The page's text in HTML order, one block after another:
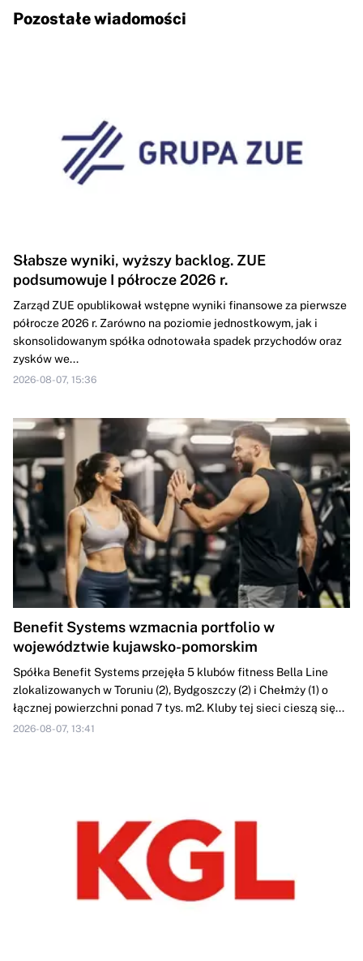
Pozostałe wiadomości
Słabsze wyniki, wyższy backlog. ZUE
podsumowuje I półrocze 2026 r.
Zarząd ZUE opublikował wstępne wyniki finansowe za pierwsze
półrocze 2026 r. Zarówno na poziomie jednostkowym, jak i
skonsolidowanym spółka odnotowała spadek przychodów oraz
zysków we...
2026-08-07, 15:36
Benefit Systems wzmacnia portfolio w
województwie kujawsko-pomorskim
Spółka Benefit Systems przejęła 5 klubów fitness Bella Line
zlokalizowanych w Toruniu (2), Bydgoszczy (2) i Chełmży (1) o
łącznej powierzchni ponad 7 tys. m2. Kluby tej sieci cieszą się...
2026-08-07, 13:41